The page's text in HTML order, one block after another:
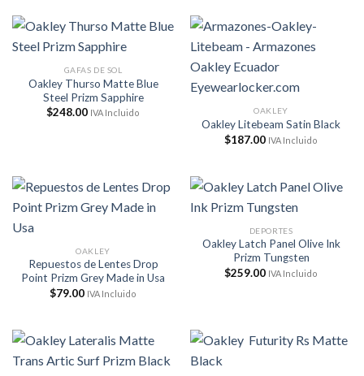
$35.00.
$23.95.
GAFAS DE SOL
Oakley Thurso Matte Blue
Steel Prizm Sapphire
$248.00 IVA Incluido OAKLEY
Oakley Litebeam Satin Black
$187.00 IVA Incluido
OAKLEY
Repuestos de Lentes Drop
Point Prizm Grey Made in Usa
$79.00 IVA Incluido
DEPORTES
Oakley Latch Panel Olive Ink
Prizm Tungsten
$259.00 IVA Incluido